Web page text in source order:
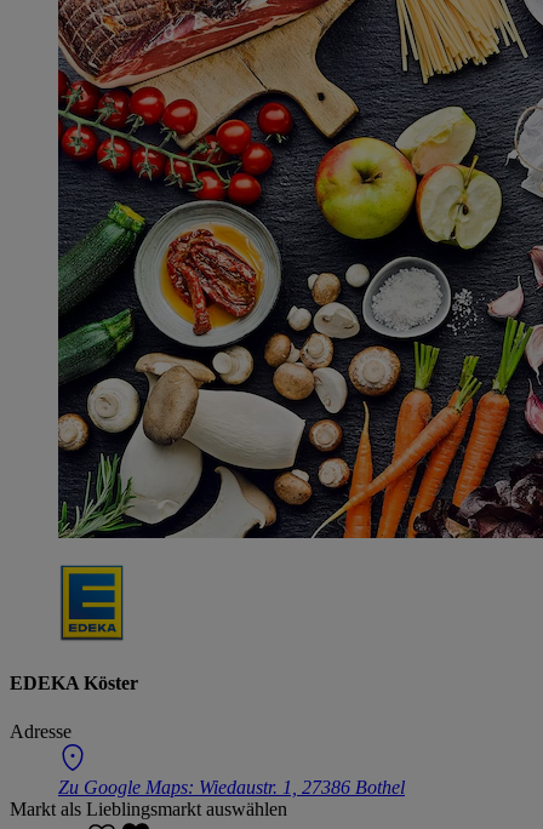
EDEKA Köster
Adresse
Zu Google Maps: Wiedaustr. 1, 27386 Bothel
Markt als Lieblingsmarkt auswählen